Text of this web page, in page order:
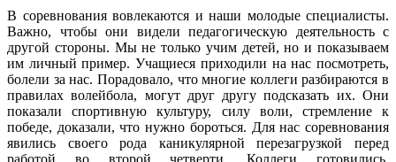
В соревнования вовлекаются и наши молодые специалисты.
Важно, чтобы они видели педагогическую деятельность с
другой стороны. Мы не только учим детей, но и показываем
им личный пример. Учащиеся приходили на нас посмотреть,
болели за нас. Порадовало, что многие коллеги разбираются в
правилах волейбола, могут друг другу подсказать их. Они
показали спортивную культуру, силу воли, стремление к
победе, доказали, что нужно бороться. Для нас соревнования
явились своего рода каникулярной перезагрузкой перед
работой во второй четверти. Коллеги готовились,